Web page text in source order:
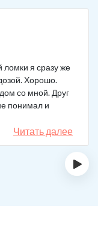
ломки я сразу же
Хорошо.
со мной. Друг
понимал и
просто
дом приехал
после
так я и сделал.
Читать далее
›